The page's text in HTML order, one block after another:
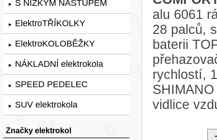
► S NÍZKÝM NÁSTUPEM
► ElektroTŘÍKOLKY
► ElektroKOLOBĚŽKY
► NÁKLADNÍ elektrokola
► SPEED PEDELEC
► SUV elektrokola
Značky elektrokol
alu 6061
28 palců,
baterii
rychlostí,
vidlice